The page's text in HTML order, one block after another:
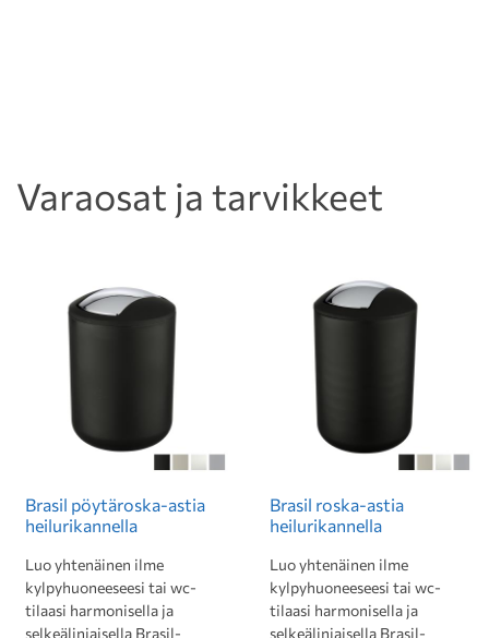
Varaosat ja tarvikkeet
Brasil pöytäroska-astia
heilurikannella
Luo yhtenäinen ilme
kylpyhuoneeseesi tai wc-
tilaasi harmonisella ja
selkeälinjaisella Brasil-
Brasil roska-astia
heilurikannella
Luo yhtenäinen ilme
kylpyhuoneeseesi tai wc-
tilaasi harmonisella ja
selkeälinjaisella Brasil-